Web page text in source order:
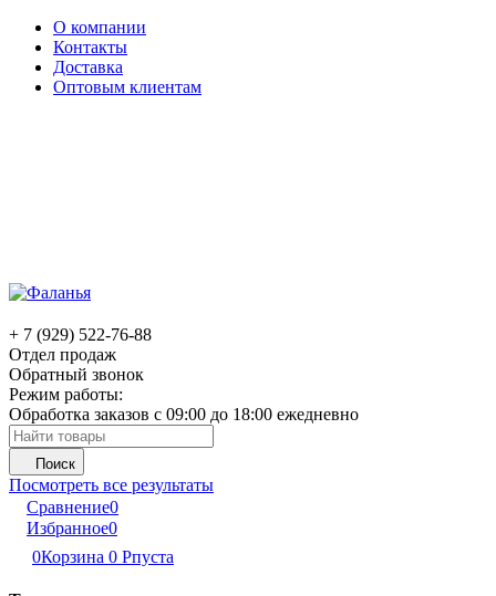
О компании
Контакты
Доставка
Оптовым клиентам
+ 7 (929) 522-76-88
Отдел продаж
Обратный звонок
Режим работы:
Обработка заказов с 09:00 до 18:00 ежедневно
Поиск
Посмотреть все результаты
Сравнение0
Избранное0
0Корзина 0 Рпуста